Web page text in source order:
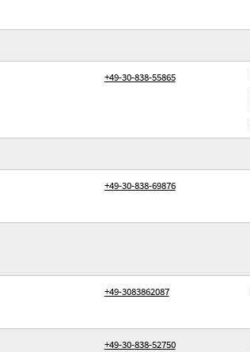
+49-30-838-55865
+49-30-838-69876
+49-3083862087
+49-30-838-52750